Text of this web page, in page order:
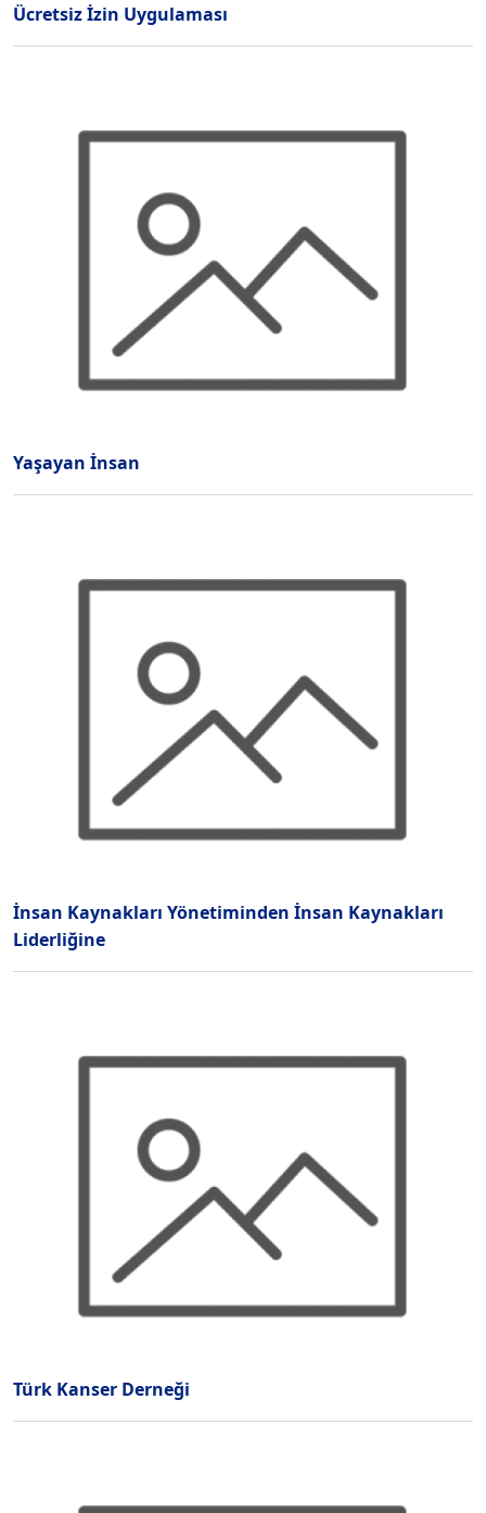
Ücretsiz İzin Uygulaması
Yaşayan İnsan
İnsan Kaynakları Yönetiminden İnsan Kaynakları
Liderliğine
Türk Kanser Derneği